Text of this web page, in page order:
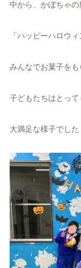
中から、かぼちゃ
「ハッピーハロウィ
みんなでお菓子をも
子どもたちはとっ
大満足な様子でした